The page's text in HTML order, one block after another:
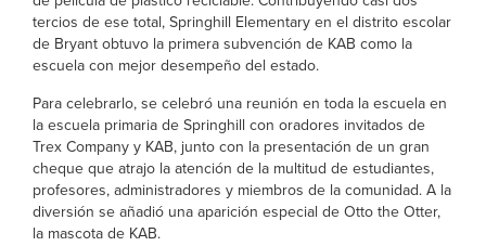
tercios de ese total, Springhill Elementary en el distrito escolar
de Bryant obtuvo la primera subvención de KAB como la
escuela con mejor desempeño del estado.
Para celebrarlo, se celebró una reunión en toda la escuela en
la escuela primaria de Springhill con oradores invitados de
Trex Company y KAB, junto con la presentación de un gran
cheque que atrajo la atención de la multitud de estudiantes,
profesores, administradores y miembros de la comunidad. A la
diversión se añadió una aparición especial de Otto the Otter,
la mascota de KAB.